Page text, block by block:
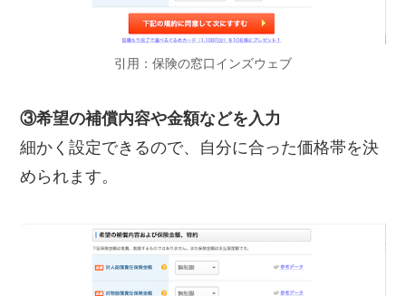
引用：保険の窓口インズウェブ
③希望の補償内容や金額などを入力
細かく設定できるので、自分に合った価格帯を決
められます。